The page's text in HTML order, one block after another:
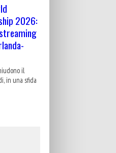
2026:
il
in una sfida